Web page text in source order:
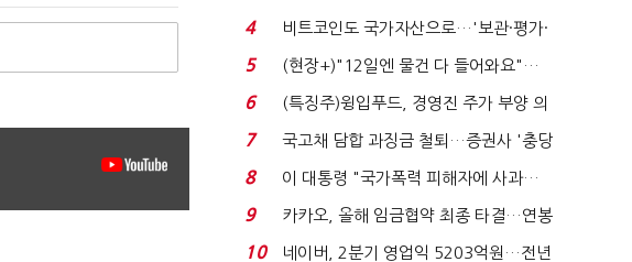
요"…'덜 똘똘한 한 채' 20...
4
비트코인도 국가자산으로…'보관·평가·
처분' 기준은 ...
5
(현장+)"12일엔 물건 다 들어와요"…
빈 매대 채우며 문 연 ...
6
(특징주)윙입푸드, 경영진 주가 부양 의
지에 상한가...
7
국고채 담합 과징금 철퇴…증권사 '충당
금 폭탄' 우려...
8
이 대통령 "국가폭력 피해자에 사과…
적극적 조사로 진...
9
카카오, 올해 임금협약 최종 타결…연봉
6.3% 인상·격려...
10
네이버, 2분기 영업익 5203억원…전년